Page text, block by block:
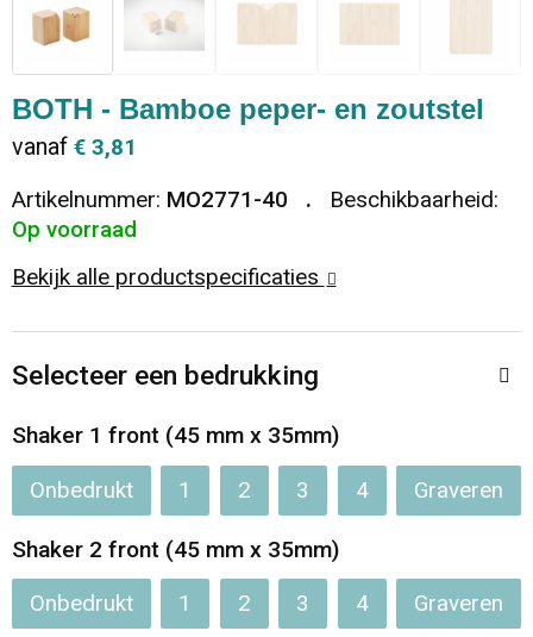
Dekens, Fleecedekens en Kussens
Vesten
T-Shirts
Polo's
Kledingaccessoires
Ondergoed en Sokken
Sweaters
Caps, Hoeden en Mutsen
Schoenen
Bodywarmers
T-Shirts
Jassen
Been- en voetbescherming
Vrije tijd en Strand
Veiligheid, Auto en Fiets
Elektronica, Gadgets en USB
Huis, Tuin en Keuken
Reisbenodigdheden
Koeltassen en Koelboxen
Goodiebags
Golftassen
Duffeltassen
Schoenentassen
Laptop hoezen en tassen
Reistassen
Koffers en Trolleys
BOTH - Bamboe peper- en zoutstel
vanaf € 3,81
Artikelnummer: MO2771-40
Beschikbaarheid:
Op voorraad
Bekijk alle productspecificaties
Selecteer een bedrukking
Shaker 1 front (45 mm x 35mm)
Onbedrukt 1 2 3 4 Graveren
Shaker 2 front (45 mm x 35mm)
Onbedrukt 1 2 3 4 Graveren